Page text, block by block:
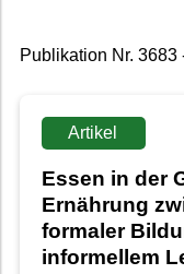
Suche in Publikationen
Newsletter
Barrierefreiheit
Publikation Nr. 3683
Artikel
Essen in der
Ernährung
formaler
informellem